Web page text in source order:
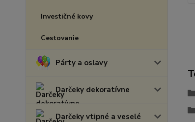
Investičné kovy
Cestovanie
Párty a oslavy
Darčeky dekoratívne
Darčeky vtipné a veselé